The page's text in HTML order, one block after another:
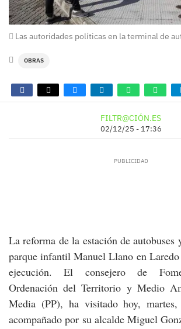
Las autoridades políticas en la terminal de
OBRAS
FILTR@CIÓN.ES
02/12/25 - 17:36
La reforma de la estación de
parque infantil Manuel Llano en Laredo
ejecución. El consejero de
Ordenación del Territorio y Medio
Media (PP), ha visitado hoy, martes,
acompañado por su alcalde Miguel